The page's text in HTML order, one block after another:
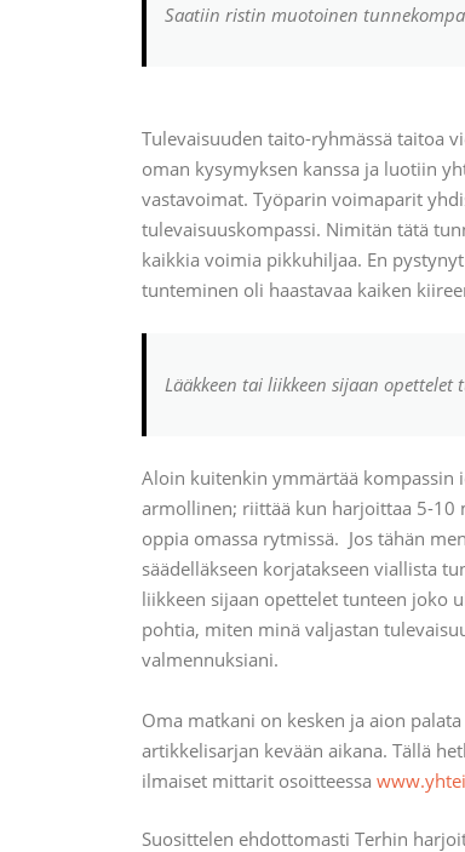
Saatiin ristin muotoinen
Tulevaisuuden taito-ryhmässä taitoa
oman kysymyksen kanssa ja luotiin
vastavoimat. Työparin voimaparit
tulevaisuuskompassi. Nimitän tätä
kaikkia voimia pikkuhiljaa. En
tunteminen oli haastavaa kaiken
Lääkkeen tai liikkeen sijaan opettelet
Aloin kuitenkin ymmärtää kompassin
armollinen; riittää kun harjoittaa 5-10
oppia omassa rytmissä. Jos tähän
säädelläkseen korjatakseen viallista
liikkeen sijaan opettelet tunteen joko
pohtia, miten minä valjastan
valmennuksiani.
Oma matkani on kesken ja aion
artikkelisarjan kevään aikana. Tällä
ilmaiset mittarit osoitteessa
Suosittelen ehdottomasti Terhin